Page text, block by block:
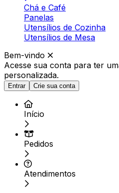
Chá e Café
Panelas
Utensílios de Cozinha
Utensílios de Mesa
Bem-vindo
Acesse sua conta para ter
personalizada.
Entrar Crie sua conta
Início
Pedidos
Atendimentos